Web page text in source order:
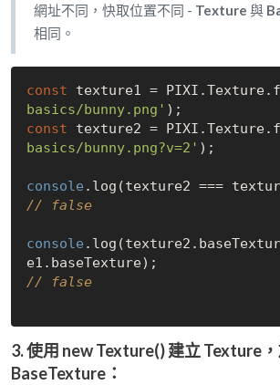
網址不同，快取位置不同 - Texture 與
相同。
const texture1 =
basics/bunny.png'
const texture2 =
basics/bunny.png?v=2' );
console
// false
console
// false
3. 使用 new Texture()建立 Texture
BaseTexture ：